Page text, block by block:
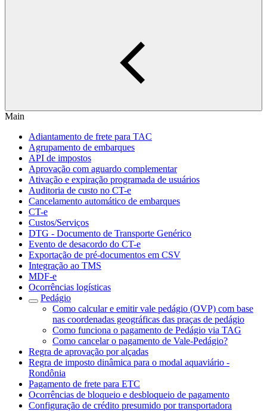
Main
Adiantamento de frete para TAC
Agrupamento de embarques
API de impostos
Aprovação com aguardo complementar
Ativação e expiração programada de usuários
Auditoria de custo no CT-e
Cancelamento automático de embarques
CT-e
Custos/Serviços
DTG - Documento de Transporte Genérico
Evento de desacordo do CT-e
Exportação de pré-documentos em CSV
Integração ao TMS
MDF-e
Ocorrências logísticas
Pedágio
Como calcular e emitir vale pedágio (OVP) com base
nas coordenadas geográficas das praças de pedágio
Como funciona o pagamento de Pedágio via TAG
Como cancelar o pagamento de Vale-Pedágio?
Regra de aprovação por alçadas
Regra de imposto dinâmica para o modal aquaviário -
Rondônia
Pagamento de frete para ETC
Ocorrências de bloqueio e desbloqueio de pagamento
Configuração de crédito presumido por transportadora